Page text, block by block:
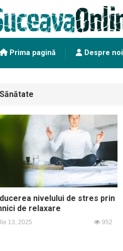
Prima pagină Despre noi
Sănătate
nivelului de stres prin
de relaxare
13, 2025 952